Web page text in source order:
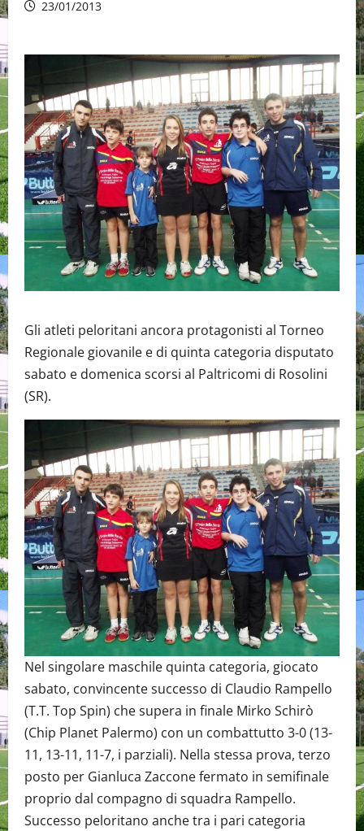
23/01/2013
Gli atleti peloritani ancora protagonisti al Torneo
Regionale giovanile e di quinta categoria disputato
sabato e domenica scorsi al Paltricomi di Rosolini
(SR).
Nel singolare maschile quinta categoria, giocato
sabato, convincente successo di Claudio Rampello
(T.T. Top Spin) che supera in finale Mirko Schirò
(Chip Planet Palermo) con un combattutto 3-0 (13-
11, 13-11, 11-7, i parziali). Nella stessa prova, terzo
posto per Gianluca Zaccone fermato in semifinale
proprio dal compagno di squadra Rampello.
Successo peloritano anche tra i pari categoria